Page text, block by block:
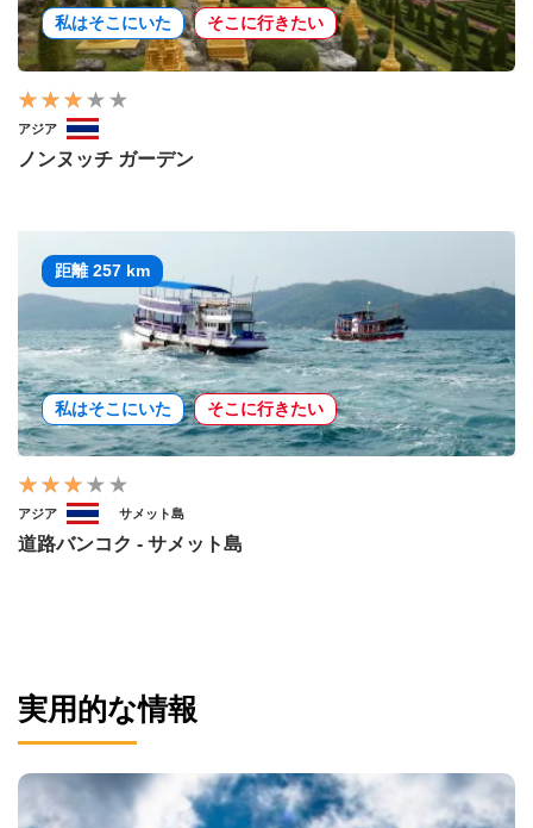
私はそこにいた そこに行きたい
アジア
ノンヌッチ ガーデン
距離 257 km
私はそこにいた そこに行きたい
アジア サメット島
道路バンコク - サメット島
実用的な情報